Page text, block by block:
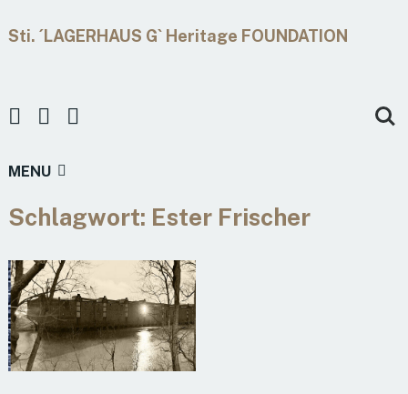
Sti. ´LAGERHAUS G` Heritage FOUNDATION
MENU
Schlagwort: Ester Frischer